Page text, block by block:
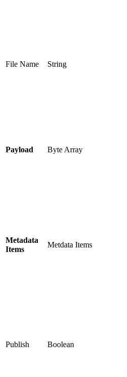
File Name String
Payload Byte Array
Metadata
Items
Metdata Items
Publish Boolean